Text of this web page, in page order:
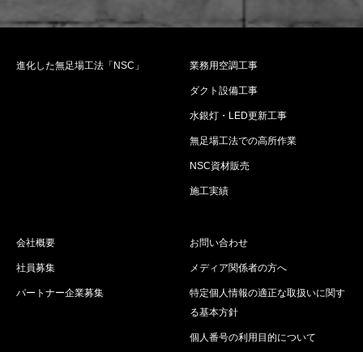
進化した無足場工法「NSC」 業務用空調工事
ダクト設備工事
水銀灯・LED更新工事
無足場工法での高所作業
NSC資材販売
施工実績
会社概要
社員募集
パートナー企業募集
お問い合わせ
メディア関係者の方へ
特定個人情報の適正な取扱いに関す
る基本方針
個人番号の利用目的について